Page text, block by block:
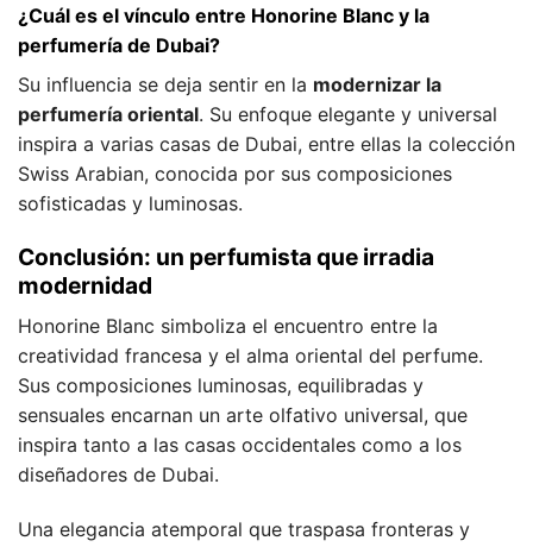
¿Cuál es el vínculo entre Honorine Blanc y la
perfumería de Dubai?
Su influencia se deja sentir en la modernizar la
perfumería oriental. Su enfoque elegante y universal
inspira a varias casas de Dubai, entre ellas la colección
Swiss Arabian, conocida por sus composiciones
sofisticadas y luminosas.
Conclusión: un perfumista que irradia
modernidad
Honorine Blanc simboliza el encuentro entre la
creatividad francesa y el alma oriental del perfume.
Sus composiciones luminosas, equilibradas y
sensuales encarnan un arte olfativo universal, que
inspira tanto a las casas occidentales como a los
diseñadores de Dubai.
Una elegancia atemporal que traspasa fronteras y